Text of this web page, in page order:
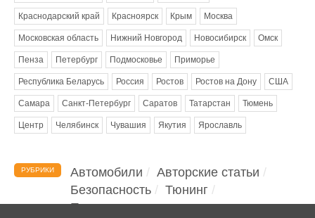
Краснодарский край Красноярск Крым Москва
Московская область Нижний Новгород Новосибирск Омск
Пенза Петербург Подмосковье Приморье
Республика Беларусь Россия Ростов Ростов на Дону США
Самара Санкт-Петербург Саратов Татарстан Тюмень
Центр Челябинск Чувашия Якутия Ярославль
РУБРИКИ Автомобили
Авторские статьи
Безопасность
Тюнинг
Помощь водителю